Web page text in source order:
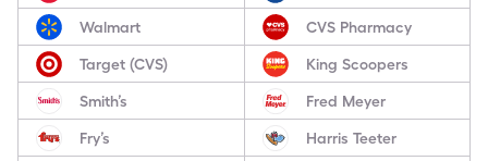
Walmart CVS Pharmacy
Target (CVS) King Scoopers
Smith’s Fred Meyer
Fry’s Harris Teeter